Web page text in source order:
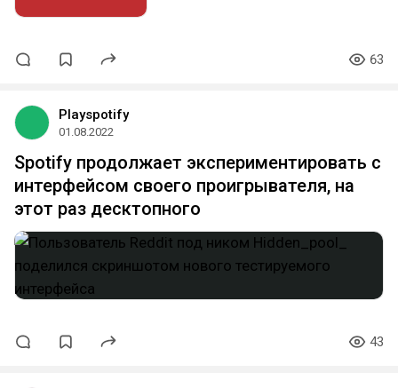
63
Playspotify
01.08.2022
Spotify продолжает экспериментировать с
интерфейсом своего проигрывателя, на
этот раз десктопного
43